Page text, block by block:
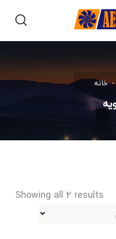
خانه
Showing all 2 results